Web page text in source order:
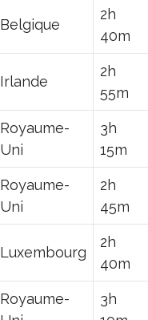
Belgique
2h
40m
Irlande
2h
55m
Royaume-
Uni
3h
15m
Royaume-
Uni
2h
45m
Luxembourg
2h
40m
Royaume-
3h